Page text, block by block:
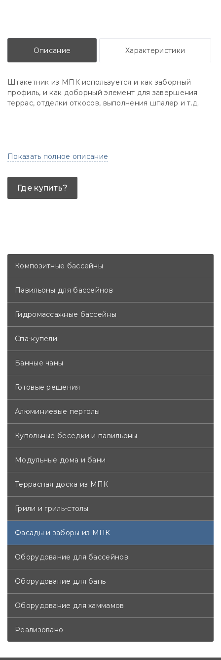
Композитные бассейны
Павильоны для бассейнов
Гидромассажные бассейны
Спа-купели
Банные чаны
Готовые решения
Алюминиевые перголы
Купольные беседки и павильоны
Модульные дома и бани
Террасная доска из МПК
Грили и гриль-столы
Фасады и заборы из МПК
Оборудование для бассейнов
Оборудование для бань
Оборудование для хаммамов
Реализовано
Описание Характеристики
Штакетник из МПК используется и как заборный
профиль, и как доборный элемент для завершения
террас, отделки откосов, выполнения шпалер и т.д.
Показать полное описание
Где купить?